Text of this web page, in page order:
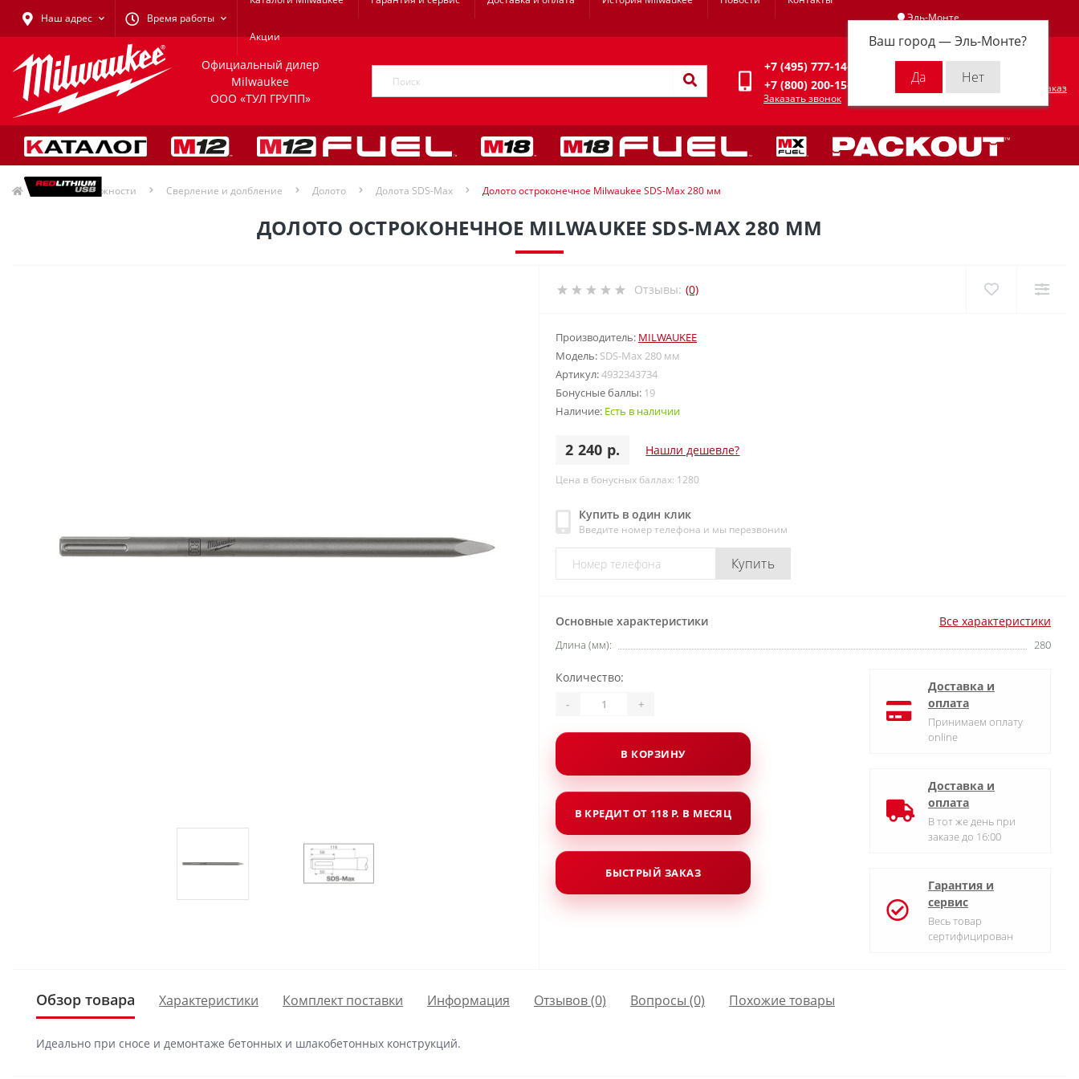
Наш адрес Время работы
Акции
Эль-Монте
Ваш город —Эль-Монте?
Личный кабинет
Официальный дилер
Milwaukee
ООО «ТУЛ ГРУПП»
+7 (495) 777-14-94
+7 (800) 200-15-94
Заказать звонок
Оформить заказ
Принадлежности Сверление и долбление Долото Долота SDS-Max Долото остроконечное Milwaukee SDS-Max 280 мм
ДОЛОТО ОСТРОКОНЕЧНОЕ MILWAUKEE SDS-MAX 280 ММ
Отзывы: (0)
Производитель: MILWAUKEE
Модель: SDS-Max 280 мм
Артикул:4932343734
Бонусные баллы: 19
Наличие: Есть в наличии
2 240 р. Нашли дешевле?
Цена в бонусных баллах: 1280
Купить в один клик
Введите номер телефона и мы перезвоним
Купить
Основные характеристики Все характеристики
Длина (мм): 280
Количество:
- +
В КОРЗИНУ
В КРЕДИТ ОТ 118 Р. В МЕСЯЦ
БЫСТРЫЙ ЗАКАЗ
Доставка и
оплата
Принимаем оплату
online
Доставка и
оплата
В тот же день при
заказе до 16:00
Гарантия и
сервис
Весь товар
сертифицирован
Обзор товара Характеристики Комплект поставки Информация Отзывов (0) Вопросы (0) Похожие товары
Идеально при сносе и демонтаже бетонных и шлакобетонных конструкций.